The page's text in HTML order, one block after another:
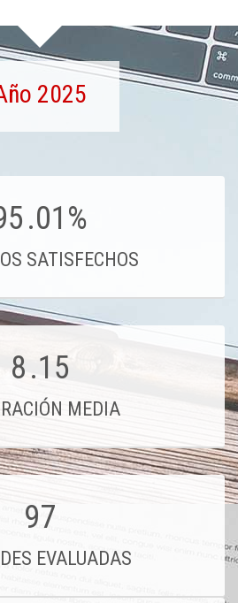
2025
.01%
SATISFECHOS
8.15
MEDIA
97
EVALUADAS